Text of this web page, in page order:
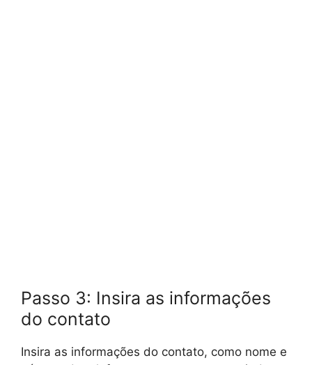
Passo 3: Insira as informações
do contato
Insira as informações do contato, como nome e